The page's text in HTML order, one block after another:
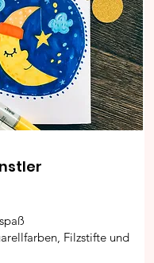
Filzstifte und